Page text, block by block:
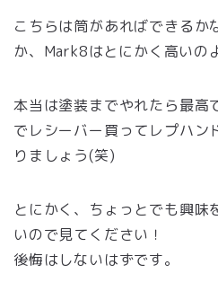
こちらは筒があればできるか
か、Mark8はとにかく高いの
本当は塗装までやれたら最高
でレシーバー買ってレプハン
りましょう(笑)
とにかく、ちょっとでも興味
いので見てください！
後悔はしないはずです。